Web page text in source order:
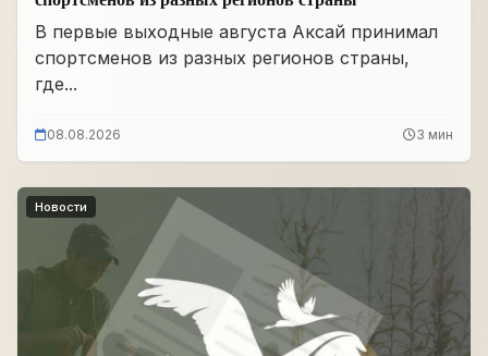
В первые выходные августа Аксай принимал
спортсменов из разных регионов страны,
где...
08.08.2026 3 мин
Новости